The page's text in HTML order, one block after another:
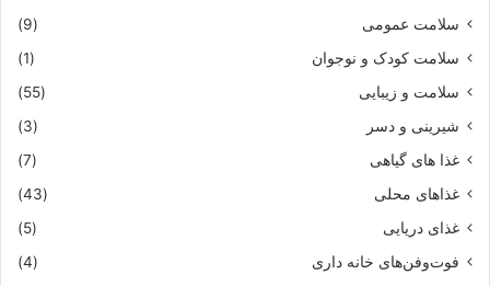
سلامت عمومی
(9)
سلامت کودک و نوجوان
(1)
سلامت و زیبایی
(55)
شیرینی و دسر
(3)
غذا های گیاهی
(7)
غذاهای محلی
(43)
غذای دریایی
(5)
فوت‌وفن‌های خانه داری
(4)